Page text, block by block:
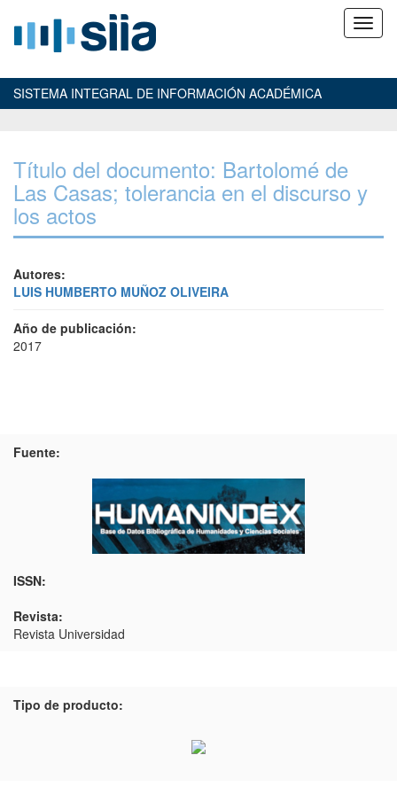
SISTEMA INTEGRAL DE INFORMACIÓN ACADÉMICA
Título del documento: Bartolomé de
Las Casas; tolerancia en el discurso y
los actos
Autores:
LUIS HUMBERTO MUÑOZ OLIVEIRA
Año de publicación:
2017
Fuente:
ISSN:
Revista:
Revista Universidad
Tipo de producto: